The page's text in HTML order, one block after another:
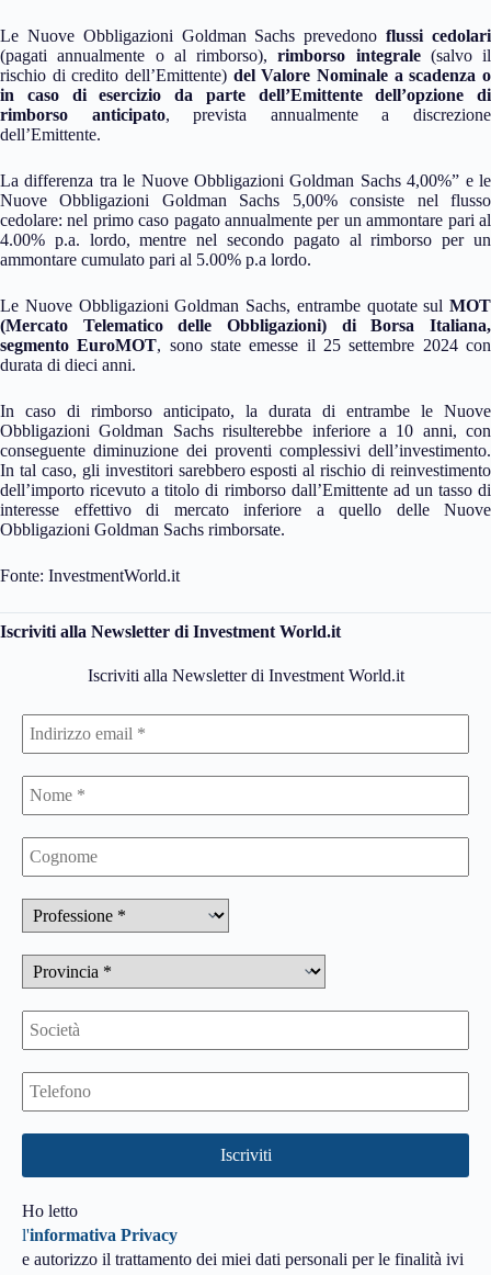
Le Nuove Obbligazioni Goldman Sachs prevedonoflussi cedolari
(pagati annualmente o al rimborso),rimborso integrale (salvo il
rischio di credito dell’Emittente) del Valore Nominale a scadenza o
in caso di esercizio da parte dell’Emittente dell’opzione di
rimborso anticipato, prevista annualmente a discrezione
dell’Emittente.
La differenza tra le Nuove Obbligazioni Goldman Sachs 4,00%” e le
Nuove Obbligazioni Goldman Sachs 5,00% consiste nel flusso
cedolare: nel primo caso pagato annualmente per un ammontare pari al
4.00% p.a. lordo, mentre nel secondo pagato al rimborso per un
ammontare cumulato pari al 5.00% p.a lordo.
Le Nuove Obbligazioni Goldman Sachs, entrambe quotate sul MOT
(Mercato Telematico delle Obbligazioni) di Borsa Italiana,
segmento EuroMOT, sono state emesse il 25 settembre 2024 con
durata di dieci anni.
In caso di rimborso anticipato, la durata di entrambe le Nuove
Obbligazioni Goldman Sachs risulterebbe inferiore a 10 anni, con
conseguente diminuzione dei proventi complessivi dell’investimento.
In tal caso, gli investitori sarebbero esposti al rischio di reinvestimento
dell’importo ricevuto a titolo di rimborso dall’Emittente ad un tasso di
interesse effettivo di mercato inferiore a quello delle Nuove
Obbligazioni Goldman Sachs rimborsate.
Fonte: InvestmentWorld.it
Iscriviti alla Newsletter di Investment World.it
Iscriviti alla Newsletter di Investment World.it
Ho letto
l'informativa Privacy
e autorizzo il trattamento dei miei dati personali per le finalità ivi